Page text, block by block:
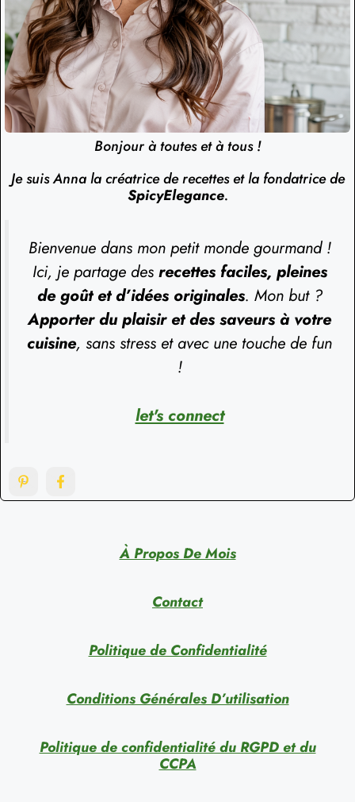
Bonjour à toutes et à tous !
Je suis Anna la créatrice de recettes et la fondatrice de
SpicyElegance.
Bienvenue dans mon petit monde gourmand !
Ici, je partage des recettes faciles, pleines
de goût et d’idées originales. Mon but ?
Apporter du plaisir et des saveurs à votre
cuisine, sans stress et avec une touche de fun
!
let's connect
À Propos De Mois
Contact
Politique de Confidentialité
Conditions Générales D’utilisation
Politique de confidentialité du RGPD et du
CCPA